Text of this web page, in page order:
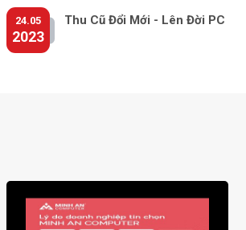
24.05
2023
Thu Cũ Đổi Mới - Lên Đời PC